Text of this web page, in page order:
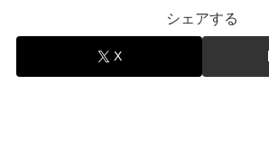
シェアする
X